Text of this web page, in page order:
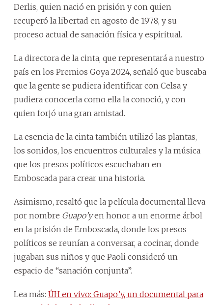
Derlis, quien nació en prisión y con quien
recuperó la libertad en agosto de 1978, y su
proceso actual de sanación física y espiritual.
La directora de la cinta, que representará a nuestro
país en los Premios Goya 2024, señaló que buscaba
que la gente se pudiera identificar con Celsa y
pudiera conocerla como ella la conoció, y con
quien forjó una gran amistad.
La esencia de la cinta también utilizó las plantas,
los sonidos, los encuentros culturales y la música
que los presos políticos escuchaban en
Emboscada para crear una historia.
Asimismo, resaltó que la película documental lleva
por nombre Guapo’yen honor a un enorme árbol
en la prisión de Emboscada, donde los presos
políticos se reunían a conversar, a cocinar, donde
jugaban sus niños y que Paoli consideró un
espacio de “sanación conjunta”.
Lea más: ÚH en vivo: Guapo’y, un documental para